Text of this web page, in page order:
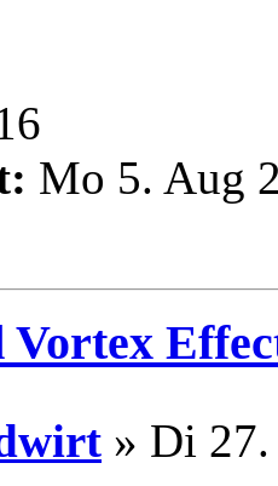
Mo 5. Aug
Vortex
» Di 27.